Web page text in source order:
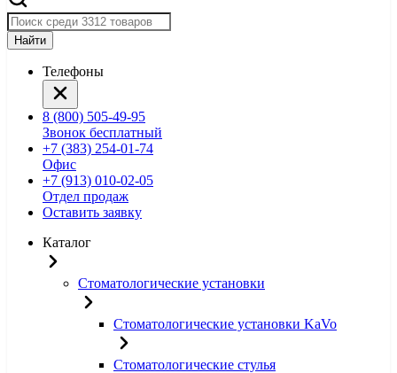
Найти
Телефоны
8 (800) 505-49-95
Звонок бесплатный
+7 (383) 254-01-74
Офис
+7 (913) 010-02-05
Отдел продаж
Оставить заявку
Каталог
Стоматологические установки
Стоматологические установки KaVo
Стоматологические стулья